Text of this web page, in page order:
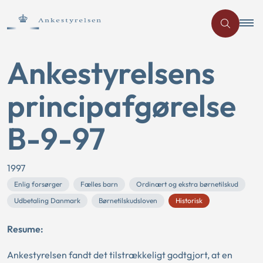
Ankestyrelsens
principafgørelse
B-9-97
1997
Enlig forsørger Fælles barn
Ordinært og ekstra børnetilskud
Udbetaling Danmark
Børnetilskudsloven Historisk
Resume:
Ankestyrelsen fandt det tilstrækkeligt godtgjort, at en